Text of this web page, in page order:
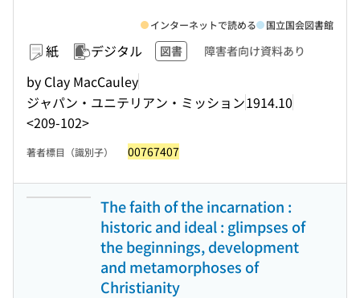
紙 デジタル 図書 障害者向け資料あり
by Clay MacCauley
ジャパン・ユニテリアン・ミッション1914.10
<209-102>
インターネットで読める 国立国会図書館
著者標目（識別子） 00767407
The faith of the incarnation :
historic and ideal : glimpses of
the beginnings, development
and metamorphoses of
Christianity